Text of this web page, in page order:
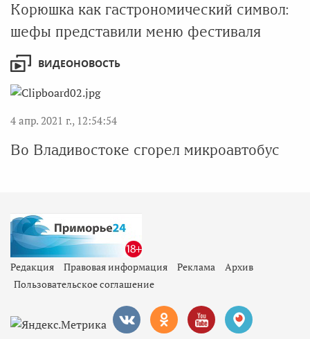
Корюшка как гастрономический символ:
шефы представили меню фестиваля
ВИДЕОНОВОСТЬ
4 апр. 2021 г., 12:54:54
Во Владивостоке сгорел микроавтобус
Редакция Правовая информация Реклама
Архив
Пользовательское соглашение